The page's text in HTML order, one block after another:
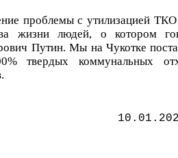
проблемы с утилизацией
жизни людей, о котором
Путин. Мы на Чукотке
твердых коммунальных